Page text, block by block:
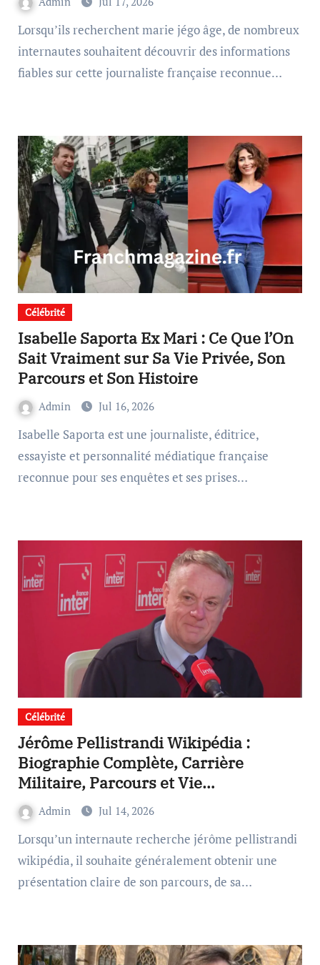
Lorsqu’ils recherchent marie jégo âge, de nombreux
internautes souhaitent découvrir des informations
fiables sur cette journaliste française reconnue…
Célébrité
Isabelle Saporta Ex Mari : Ce Que l’On
Sait Vraiment sur Sa Vie Privée, Son
Parcours et Son Histoire
Admin Jul 16, 2026
Isabelle Saporta est une journaliste, éditrice,
essayiste et personnalité médiatique française
reconnue pour ses enquêtes et ses prises…
Célébrité
Jérôme Pellistrandi Wikipédia :
Biographie Complète, Carrière
Militaire, Parcours et Vie
Professionnelle
Admin Jul 14, 2026
Lorsqu’un internaute recherche jérôme pellistrandi
wikipédia, il souhaite généralement obtenir une
présentation claire de son parcours, de sa…